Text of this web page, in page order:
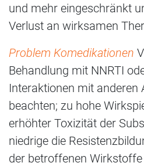
und mehr eingeschränkt
Verlust an wirksamen
Problem Komedikationen
Behandlung mit NNRTI
Interaktionen mit anderen
beachten; zu hohe
erhöhter Toxizität der
niedrige die
der betroffenen